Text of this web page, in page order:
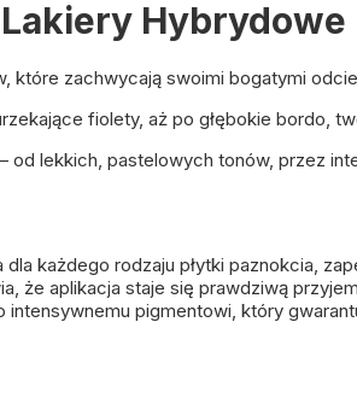
Hybrydowe
które zachwycają swoimi bogatymi
fiolety, aż po głębokie bordo,
lekkich, pastelowych tonów, przez
każdego rodzaju płytki paznokcia,
że aplikacja staje się prawdziwą
pigmentowi, który